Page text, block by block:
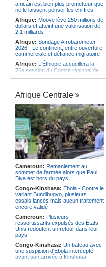
africain est bien plus prometteur que
ne le laissent penser les chiffres
Afrique: Moove lève 250 millions de
dollars et atteint une valorisation de
2,1 milliards
Afrique: Sondage Afrobarometer
2026 - Le continent, entre ouverture
commerciale et défiance migratoire
Afrique: L'Éthiopie accueillera la
76e session du Comité régional de
Afrique:CAN Féminine 2026 - Ce
silence qui en dit long
Afrique:La chaîne Canal+ va
diffuser l'ensemble des coupes
d'Europe de football sur le continent
Afrique:Les soins de santé
passent aussi par les familles et les
communautés
Afrique:CAN féminine - La Côte
d'Ivoire affrontera l'Algérie et le
Maroc fera face à l'Afrique du Sud
en quarts
Afrique:Revue de presse de
l'Afrique francophone du 05 août
2026
Afrique Centrale
Cameroun: Remaniement au
sommet de l'armée alors que Paul
Biya est hors du pays
Congo-Kinshasa: Ebola - Contre le
variant Bundibugyo, plusieurs
essais lancés mais aucun traitement
encore validé
Cameroun: Plusieurs
ressortissants expulsés des États-
Unis redoutent un retour dans leur
pays
Congo-Kinshasa: Un bateau avec
une suspicion d'Ebola intercepté
avant son arrivée à Kinshasa